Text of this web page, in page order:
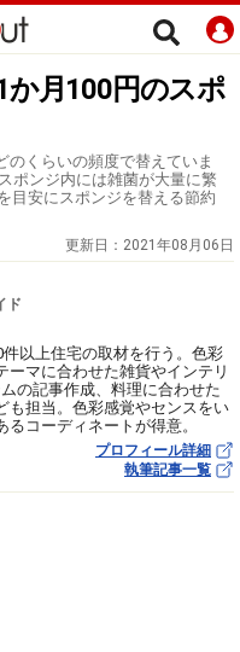
月100円のスポ
のくらいの頻度で替えていま
ポンジ内には雑菌が大量に繁
目安にスポンジを替える節約
更新日： 2021年08月06日
ド
以上住宅の取材を行う。色彩
マに合わせた雑貨やインテリ
の記事作成、料理に合わせた
も担当。色彩感覚やセンスをい
コーディネートが得意。
プロフィール詳細
執筆記事一覧